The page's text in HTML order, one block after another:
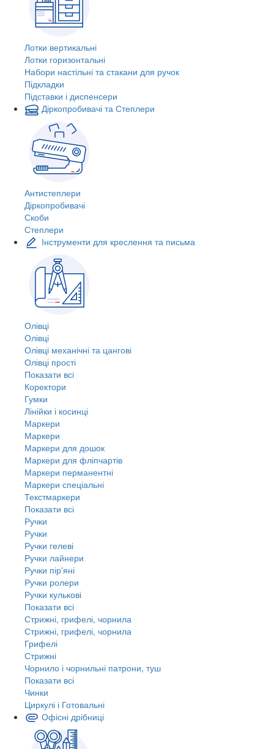
Лотки вертикальні
Лотки горизонтальні
Набори настільні та стакани для ручок
Підкладки
Підставки і диспенсери
Діркопробивачі та Степлери
Антистеплери
Діркопробивачі
Скоби
Степлери
Інструменти для креслення та письма
Олівці
Олівці
Олівці механічні та цангові
Олівці прості
Показати всі
Коректори
Гумки
Лінійки і косинці
Маркери
Маркери
Маркери для дошок
Маркери для фліпчартів
Маркери перманентні
Маркери спеціальні
Текстмаркери
Показати всі
Ручки
Ручки
Ручки гелеві
Ручки лайнери
Ручки пір'яні
Ручки ролери
Ручки кулькові
Показати всі
Стрижні, грифелі, чорнила
Стрижні, грифелі, чорнила
Грифелі
Стрижні
Чорнило і чорнильні патрони, туш
Показати всі
Чинки
Циркулі і Готовальні
Офісні дрібниці